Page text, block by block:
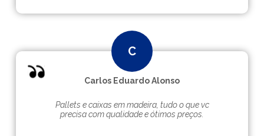
Carlos Eduardo Alonso
Pallets e caixas em madeira, tudo o que vc
precisa com qualidade e ótimos preços.